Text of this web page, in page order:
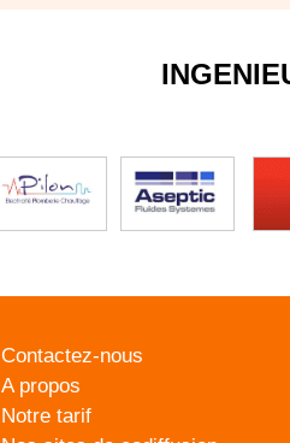
Contactez-nous
A propos
Notre tarif